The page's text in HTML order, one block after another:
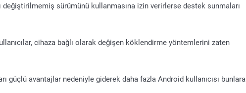
değiştirilmemiş sürümünü kullanmasına izin verirlerse destek sunmaları
cihaza bağlı olarak değişen köklendirme yöntemlerini zaten
güçlü avantajlar nedeniyle giderek daha fazla Android kullanıcısı bunlara